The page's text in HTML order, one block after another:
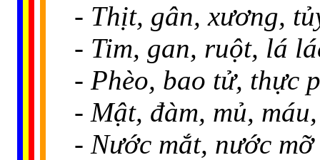
- Thịt, gân, xương,
- Tim, gan, ruột, lá
- Phèo, bao tử, thực
- Mật, đàm, mủ,
- Nước mắt, nước